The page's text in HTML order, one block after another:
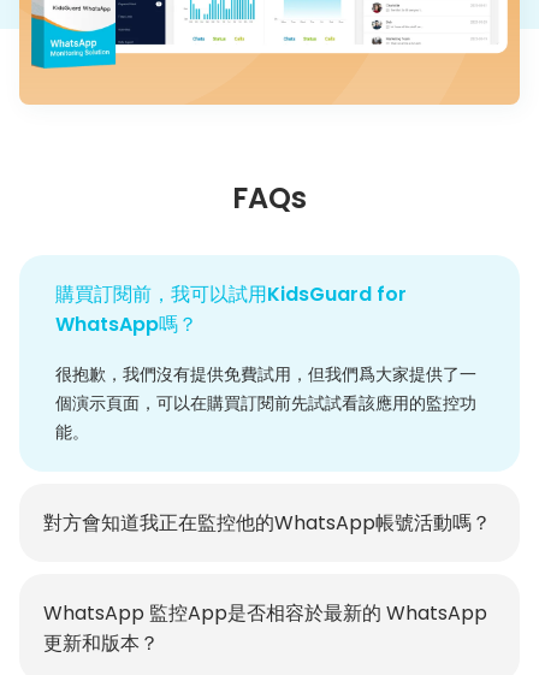
FAQs
購買訂閱前，我可以試用KidsGuard for
WhatsApp嗎？
很抱歉，我們沒有提供免費試用，但我們爲大家提供了一
個演示頁面 ，可以在購買訂閱前先試試看該應用的監控功
能。
對方會知道我正在監控他的WhatsApp帳號活動嗎？
WhatsApp 監控App是否相容於最新的 WhatsApp
更新和版本？